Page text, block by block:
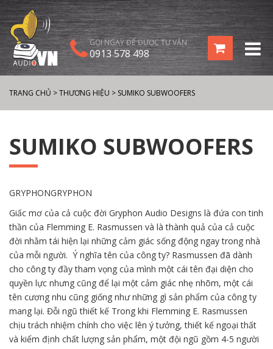
GỌI NGAY ĐỂ ĐƯỢC TƯ VẤN
0913 578 498
TRANG CHỦ >THƯƠNG HIỆU > SUMIKO SUBWOOFERS
SUMIKO SUBWOOFERS
GRYPHONGRYPHON
Giấc mơ của cả cuộc đời Gryphon Audio Designs là đứa con tinh
thần của Flemming E. Rasmussen và là thành quả của cả cuộc
đời nhằm tái hiện lại những cảm giác sống động ngay trong nhà
của mỗi người. Ý nghĩa tên của công ty? Rasmussen đã dành
cho công ty đầy tham vọng của mình một cái tên đại diện cho
quyền lực nhưng cũng để lại một cảm giác nhẹ nhõm, một cái
tên cương nhu cũng giống như những gì sản phẩm của công ty
mang lại. Đỗi ngũ thiết kế Trong khi Flemming E. Rasmussen
chịu trách nhiệm chính cho việc lên ý tưởng, thiết kế ngoại thất
và kiểm định chất lượng sản phẩm, một đội ngũ gồm 4-5 người